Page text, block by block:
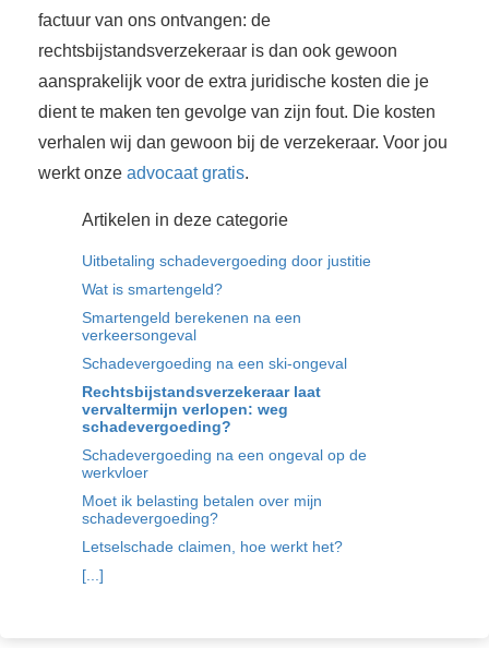
factuur van ons ontvangen: de
rechtsbijstandsverzekeraar is dan ook gewoon
aansprakelijk voor de extra juridische kosten die je
dient te maken ten gevolge van zijn fout. Die kosten
verhalen wij dan gewoon bij de verzekeraar. Voor jou
werkt onze advocaat gratis.
Artikelen in deze categorie
Uitbetaling schadevergoeding door justitie
Wat is smartengeld?
Smartengeld berekenen na een
verkeersongeval
Schadevergoeding na een ski-ongeval
Rechtsbijstandsverzekeraar laat
vervaltermijn verlopen: weg
schadevergoeding?
Schadevergoeding na een ongeval op de
werkvloer
Moet ik belasting betalen over mijn
schadevergoeding?
Letselschade claimen, hoe werkt het?
[...]